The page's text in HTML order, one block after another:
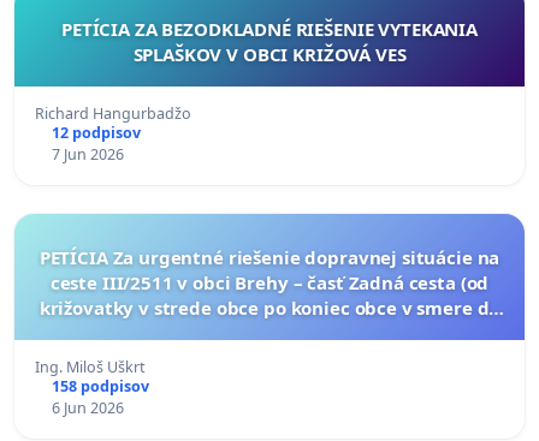
PETÍCIA ZA BEZODKLADNÉ RIEŠENIE VYTEKANIA
SPLAŠKOV V OBCI KRIŽOVÁ VES
Richard Hangurbadžo
12 podpisov
7 Jun 2026
PETÍCIA Za urgentné riešenie dopravnej situácie na
ceste III/2511 v obci Brehy – časť Zadná cesta (od
križovatky v strede obce po koniec obce v smere do
Ing. Miloš Uškrt
158 podpisov
6 Jun 2026